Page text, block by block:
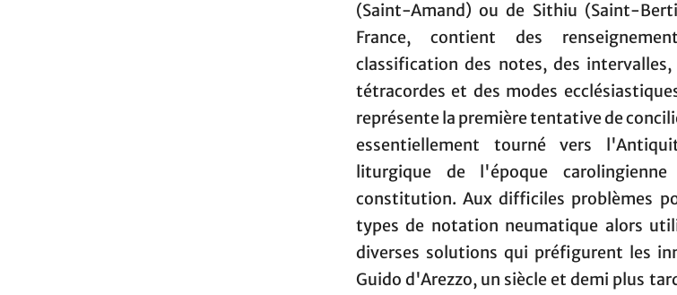
(Saint-Amand) ou de Sithiu (Saint-
France, contient des
classification des notes, des intervalles,
tétracordes et des modes
représente la première tentative de
essentiellement tourné vers
liturgique de l'époque
constitution. Aux difficiles problèmes
types de notation neumatique alors
diverses solutions qui préfigurent les
Guido d'Arezzo, un siècle et demi plus